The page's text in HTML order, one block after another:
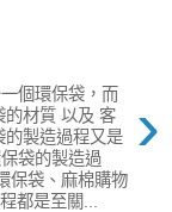
›
個環保袋，而
的材質 以及 客
的製造過程又是
袋的製造過
保袋、麻棉購物
都是至關...